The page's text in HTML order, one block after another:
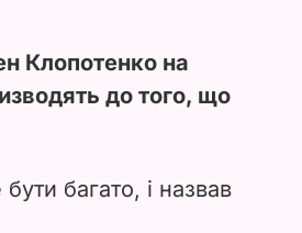
Клопотенко на
до того, що
багато, і назвав